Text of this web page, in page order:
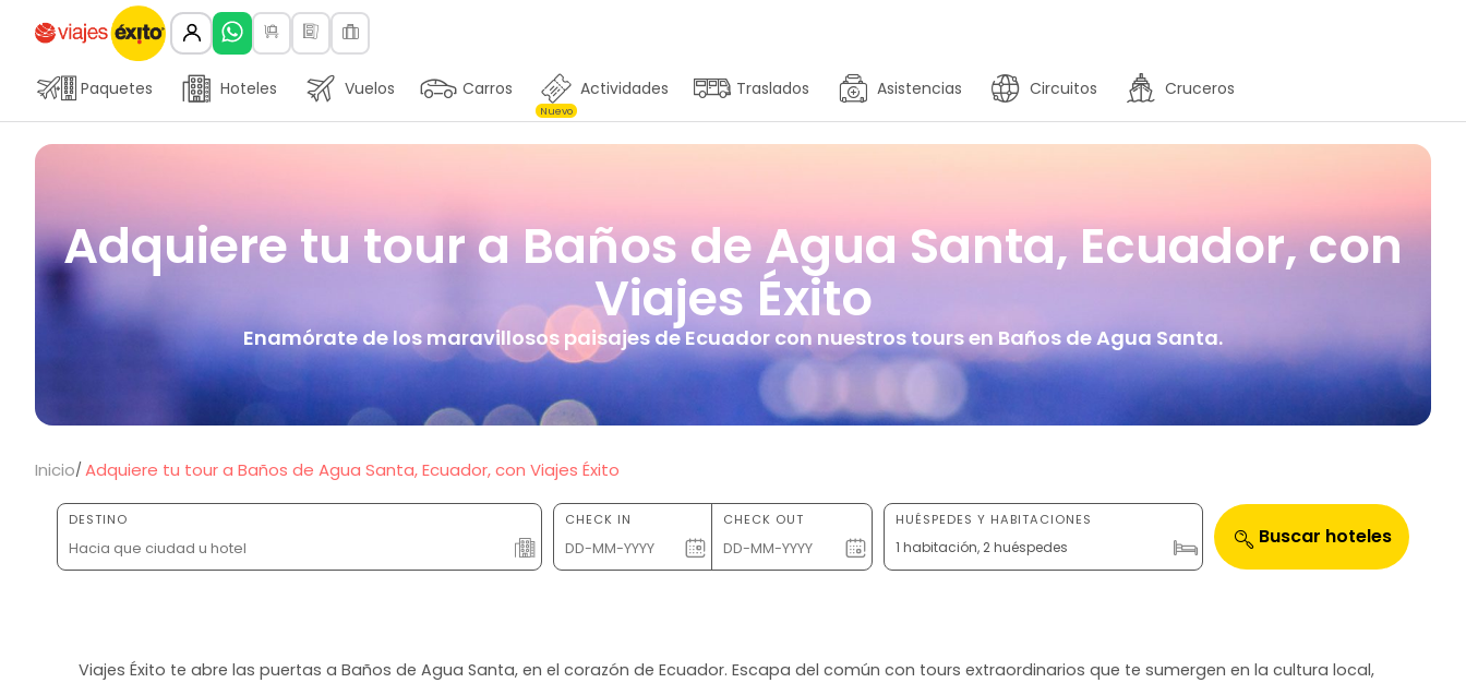
Paquetes Hoteles Vuelos Carros Actividades
Nuevo
Traslados Asistencias Circuitos Cruceros
Adquiere tu tour a Baños de Agua Santa, Ecuador, con
Viajes Éxito
Enamórate de los maravillosos paisajes de Ecuador con nuestros tours en Baños de Agua Santa.
Inicio Adquiere tu tour a Baños de Agua Santa, Ecuador, con Viajes Éxito
DESTINO CHECK IN CHECK OUT HUÉSPEDES Y HABITACIONES
1 habitación, 2 huéspedes Buscar hoteles
Viajes Éxito te abre las puertas a Baños de Agua Santa, en el corazón de Ecuador. Escapa del común con tours extraordinarios que te sumergen en la cultura local,